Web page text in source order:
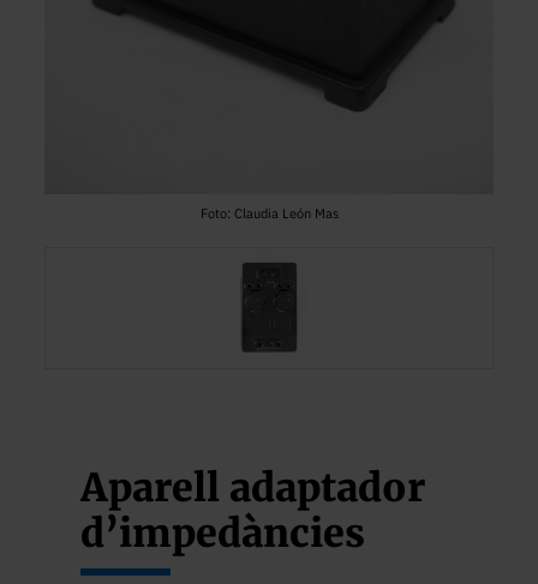
Foto: Claudia León Mas
Aparell adaptador
d’impedàncies